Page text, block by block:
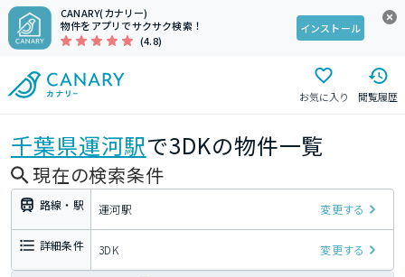
CANARY(カナリー)
物件をアプリでサクサク検索！
(4.8)
インストール
お気に入り 閲覧履歴
千葉県運河駅で3DKの物件一覧
現在の検索条件
路線・駅 運河駅 変更する
詳細条件 3DK 変更する